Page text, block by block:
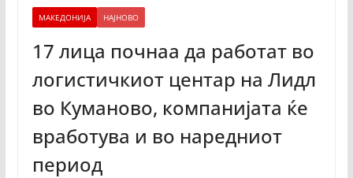
МАКЕДОНИЈА НАЈНОВО
17 лица почнаа да работат во
логистичкиот центар на Лидл
во Куманово, компанијата ќе
вработува и во наредниот
период